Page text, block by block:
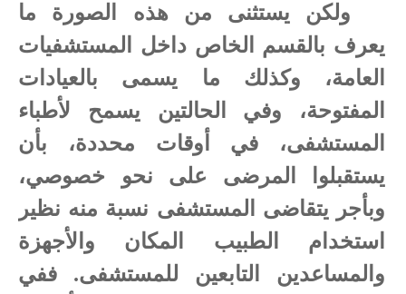
ولكن يستثنى من هذه الصورة ما
يعرف بالقسم الخاص داخل المستشفيات
العامة، وكذلك ما يسمى بالعيادات
المفتوحة، وفي الحالتين يسمح لأطباء
المستشفى، في أوقات محددة، بأن
يستقبلوا المرضى على نحو خصوصي،
وبأجر يتقاضى المستشفى نسبة منه نظير
استخدام الطبيب المكان والأجهزة
والمساعدين التابعين للمستشفى. ففي